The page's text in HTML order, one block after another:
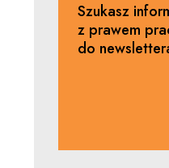
Szukasz
z prawem
do